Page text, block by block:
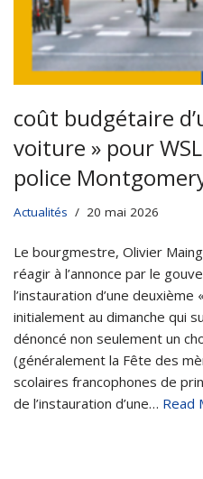
coût budgétaire
voiture » pour
police
Actualités 20 mai 2026
Le bourgmestre, Olivier
réagir à l’annonce par le
l’instauration d’une
initialement au dimanche qui
dénoncé non seulement un
(généralement la Fête des
scolaires francophones de
de l’instauration d’une… Read